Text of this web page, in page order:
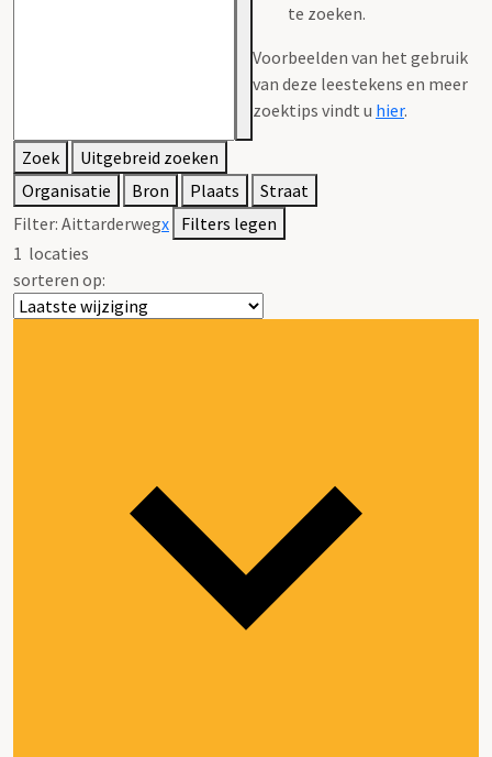
te zoeken.
Voorbeelden van het gebruik
van deze leestekens en meer
zoektips vindt u hier.
Zoek
Uitgebreid zoeken
Organisatie
Bron Plaats
Straat
Filter: Aittarderwegx Filters legen
1 locaties
sorteren op: